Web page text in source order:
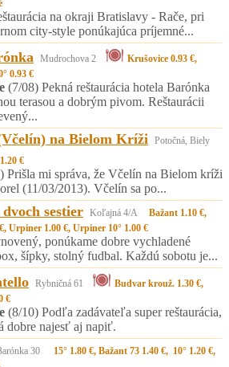
na okraji Bratislavy - Rače, pri
city-style ponúkajúca príjemné...
Mudrochova 2
Krušovice 0.93 €,
0.93 €
(7/08) Pekná reštaurácia hotela Barónka
terasou a dobrým pivom. Reštaurácii
na Bielom Kríži Potočná, Biely
€
Prišla mi správa, že Včelín na Bielom kríži
(11/03/2013). Včelín sa po...
sestier Koľajná 4/A
Bažant 1.10 €,
Urpiner 1.00 €, Urpiner 10° 1.00 €
ponúkame dobre vychladené
šípky, stolný fudbal. Každú sobotu je...
Rybničná 61
Budvar krouž. 1.30 €,
€
(8/10) Podľa zadávateľa super reštaurácia,
dobre najesť aj napiť.
30
15° 1.80 €, Bažant 73 1.40 €, 10° 1.20 €,